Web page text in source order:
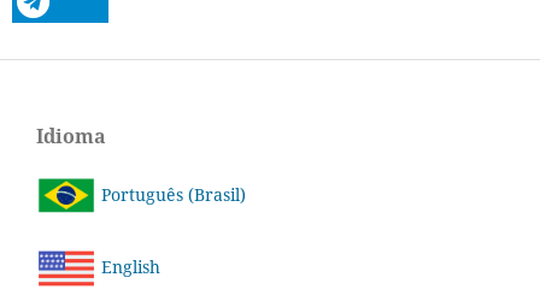
Idioma
Português (Brasil)
English